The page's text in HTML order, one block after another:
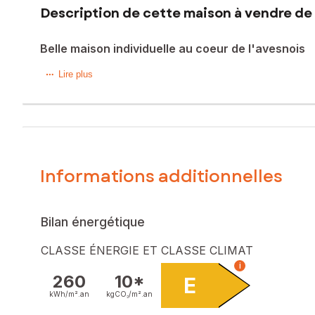
Description de cette maison à vendre de
Belle maison individuelle au coeur de l'avesnois
Je vous propose de découvrir cette charmante maison
Une chambre de belle dimension, une salle de douche
Prix de vente : 166 500 €
Honoraires charge vendeur
Contactez votre conseiller SAFTI : Catherine PHILIPPON,
Lire plus
Informations additionnelles
Bilan énergétique
CLASSE ÉNERGIE ET CLASSE CLIMAT
260
kWh/m². an
10*
kgCO₂/m². an E
i